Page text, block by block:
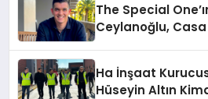
The Special
Ceylanoğlu,
Ha İnşaat
Hüseyin Altın